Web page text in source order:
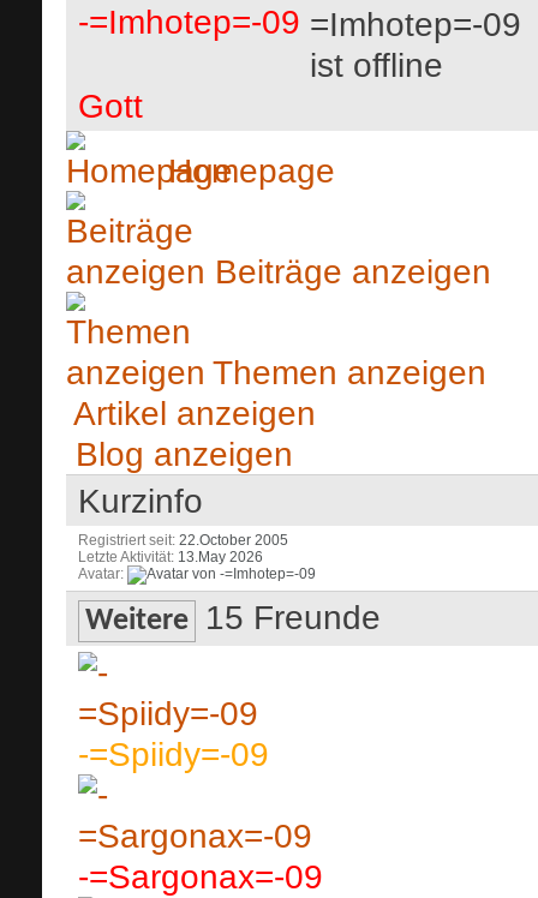
-=Imhotep=-09
Gott
Homepage
Beiträge anzeigen
Themen anzeigen
Artikel anzeigen
Blog anzeigen
Kurzinfo
Registriert seit 22.October 2005
Letzte Aktivität 13.May 2026
Avatar
Weitere 15 Freunde
-=Spiidy=-09
-=Sargonax=-09